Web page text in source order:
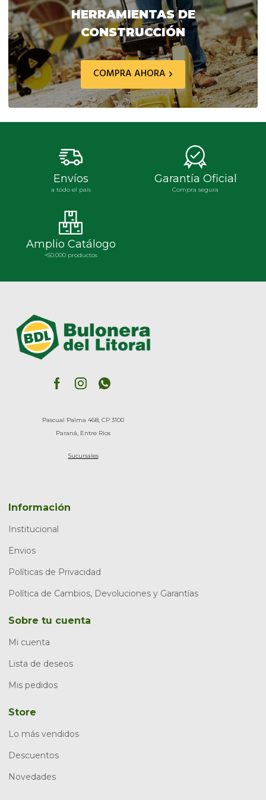
$ 83.034,30.$ 66.427,10.$ 1.081.264,60.
$
HERRAMIENTAS DE
CONSTRUCCIÓN
COMPRA AHORA
Envíos
a todo el país
Garantía Oficial
Compra segura
Amplio Catálogo
+50.000 productos
Pascual Palma 468, CP 3100
Paraná, Entre Rios
Sucursales
Información
Institucional
Envios
Políticas de Privacidad
Política de Cambios, Devoluciones y Garantías
Sobre tu cuenta
Mi cuenta
Lista de deseos
Mis pedidos
Store
Lo más vendidos
Descuentos
Novedades